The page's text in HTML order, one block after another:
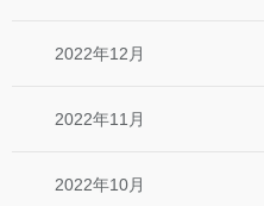
2022年12月
2022年11月
2022年10月